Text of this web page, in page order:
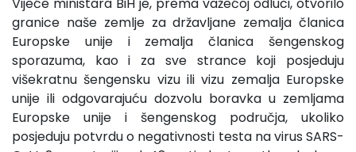
Vijeće ministara BiH je, prema važećoj odluci, otvorilo
granice naše zemlje za državljane zemalja članica
Europske unije i zemalja članica šengenskog
sporazuma, kao i za sve strance koji posjeduju
višekratnu šengensku vizu ili vizu zemalja Europske
unije ili odgovarajuću dozvolu boravka u zemljama
Europske unije i šengenskog područja, ukoliko
posjeduju potvrdu o negativnosti testa na virus SARS-